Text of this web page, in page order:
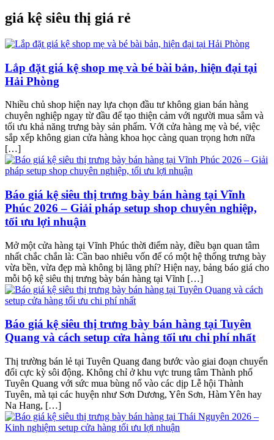
giá kệ siêu thị giá rẻ
Lắp đặt giá kệ shop mẹ và bé bài bản, hiện đại tại
Hải Phòng
Nhiều chủ shop hiện nay lựa chọn đầu tư không gian bán hàng
chuyên nghiệp ngay từ đầu để tạo thiện cảm với người mua sắm và
tối ưu khả năng trưng bày sản phẩm. Với cửa hàng mẹ và bé, việc
sắp xếp không gian cửa hàng khoa học càng quan trọng hơn nữa
[…]
Báo giá kệ siêu thị trưng bày bán hàng tại Vĩnh
Phúc 2026 – Giải pháp setup shop chuyên nghiệp,
tối ưu lợi nhuận
Mở một cửa hàng tại Vĩnh Phúc thời điểm này, điều bạn quan tâm
nhất chắc chắn là: Cần bao nhiêu vốn để có một hệ thống trưng bày
vừa bền, vừa đẹp mà không bị lãng phí? Hiện nay, bảng báo giá cho
mỗi bộ kệ siêu thị trưng bày bán hàng tại Vĩnh […]
Báo giá kệ siêu thị trưng bày bán hàng tại Tuyên
Quang và cách setup cửa hàng tối ưu chi phí nhất
Thị trường bán lẻ tại Tuyên Quang đang bước vào giai đoạn chuyển
đổi cực kỳ sôi động. Không chỉ ở khu vực trung tâm Thành phố
Tuyên Quang với sức mua bùng nổ vào các dịp Lễ hội Thành
Tuyên, mà tại các huyện như Sơn Dương, Yên Sơn, Hàm Yên hay
Na Hang, […]